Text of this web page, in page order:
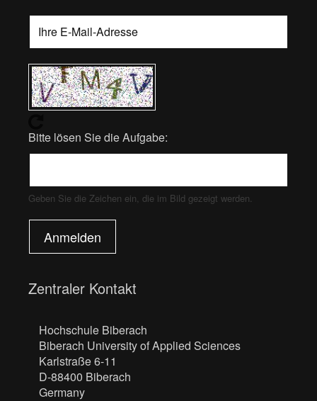
Bitte lösen Sie die Aufgabe:
Geben Sie die Zeichen ein, die im Bild gezeigt werden.
Anmelden
Zentraler Kontakt
Hochschule Biberach
Biberach University of Applied Sciences
Karlstraße 6-11
D-88400 Biberach
Germany